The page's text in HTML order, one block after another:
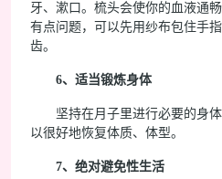
牙、漱口。梳头会使你的血液通
有点问题，可以先用纱布包住手
齿。
6、适当锻炼身体
坚持在月子里进行必要的身
以很好地恢复体质、体型。
7、绝对避免性生活